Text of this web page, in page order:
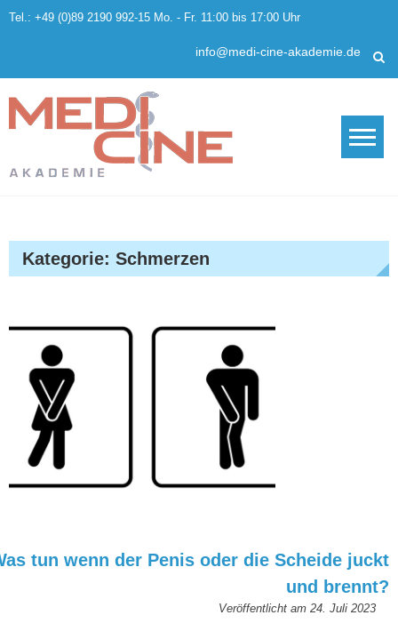
Skip
Tel.: +49 (0)89 2190 992-15 Mo. - Fr. 11:00 bis 17:00 Uhr
info@medi-cine-akademie.de
Kategorie: Schmerzen
tun wenn der Penis oder die Scheide juckt
und brennt?
Veröffentlicht am 24. Juli 2023